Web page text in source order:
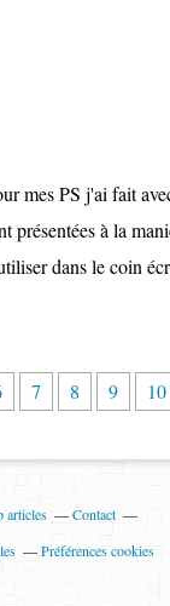
mes PS j'ai fait
présentées à la
dans le coin
7 8 9 10
articles
Contact
Préférences cookies